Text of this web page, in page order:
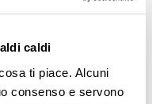
caldi
ti piace. Alcuni
consenso e servono